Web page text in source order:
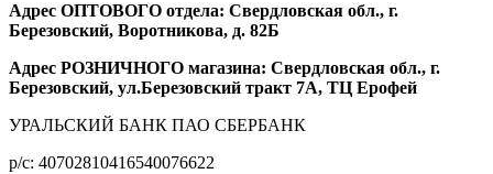
Адрес ОПТОВОГО отдела: Свердловская обл., г.
Березовский, Воротникова, д. 82Б
Адрес РОЗНИЧНОГО магазина: Свердловская обл., г.
Березовский, ул.Березовский тракт 7А, ТЦ Ерофей
УРАЛЬСКИЙ БАНК ПАО СБЕРБАНК
р/c: 40702810416540076622